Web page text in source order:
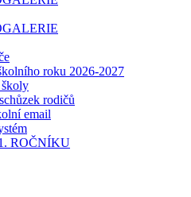
roku 2026-2027
rodičů
email
ROČNÍKU